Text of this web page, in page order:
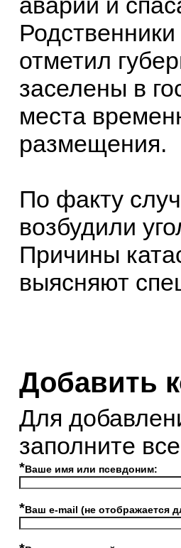
отметил
заселены в
места
размещения.
По факту
возбудили
Причины
выясняют
Добавить
Для
заполните
*Ваше имя или псевдоним:
*Ваш e-mail (не отображается